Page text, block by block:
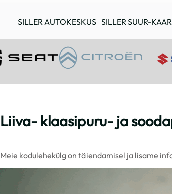
SILLER AUTOKESKUS SILLER SUUR-
Liiva- klaasipuru- ja
Meie kodulehekülg on täiendamisel ja lisame